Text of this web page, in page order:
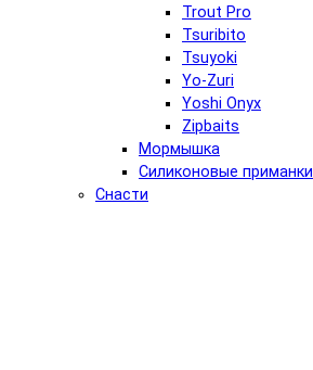
Trout Pro
Tsuribito
Tsuyoki
Yo-Zuri
Yoshi Onyx
Zipbaits
Мормышка
Силиконовые приманки
Снасти